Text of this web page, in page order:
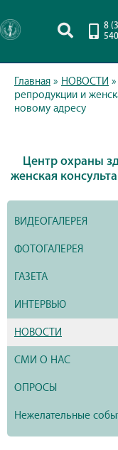
8
540
Главная » НОВОСТИ »
репродукции и
новому адресу
Центр охраны
женская
ВИДЕОГАЛЕРЕЯ
ФОТОГАЛЕРЕЯ
ГАЗЕТА
ИНТЕРВЬЮ
НОВОСТИ
СМИ О НАС
ОПРОСЫ
Нежелательные